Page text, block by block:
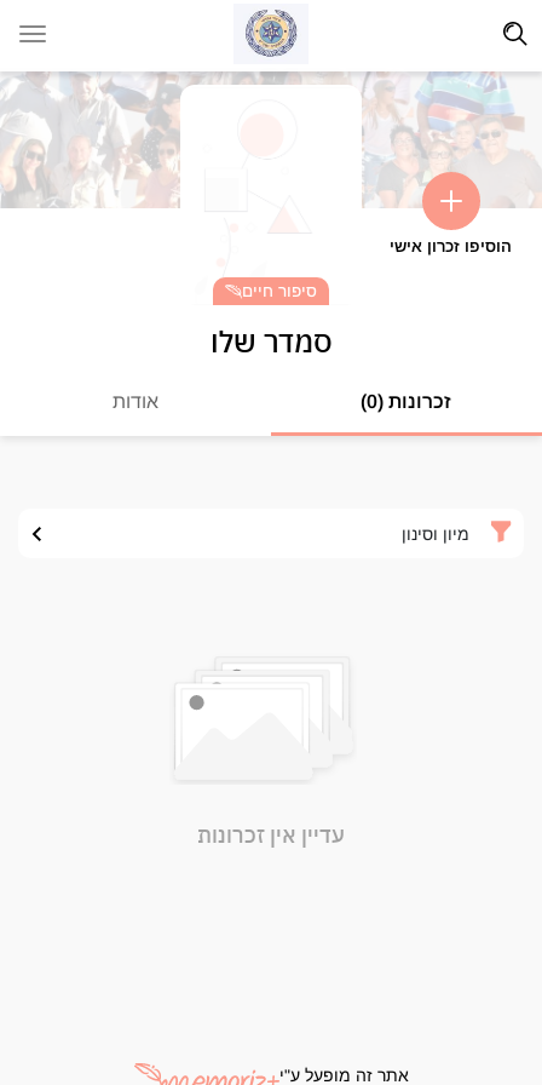
הוסיפו זכרון אישי
סיפור חיים
סמדר שלו
זכרונות (0) אודות
מיון וסינון
עדיין אין זכרונות
אתר זה מופעל ע"י